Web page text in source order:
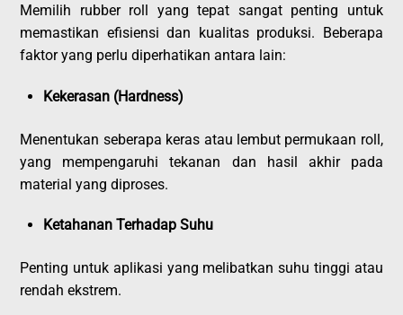
Memilih rubber roll yang tepat sangat penting untuk
memastikan efisiensi dan kualitas produksi. Beberapa
faktor yang perlu diperhatikan antara lain:
Kekerasan (Hardness)
Menentukan seberapa keras atau lembut permukaan roll,
yang mempengaruhi tekanan dan hasil akhir pada
material yang diproses.
Ketahanan Terhadap Suhu
Penting untuk aplikasi yang melibatkan suhu tinggi atau
rendah ekstrem.